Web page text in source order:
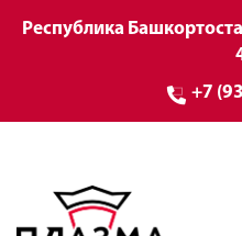
Республика
+7